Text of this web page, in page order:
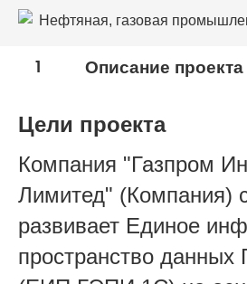
Нефтяная, газовая
1 Описание проекта
Цели проекта
Компания "Газпром
Лимитед" (Компания)
развивает Единое
пространство